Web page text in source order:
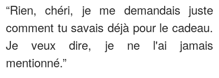
“Rien, chéri, je me demandais juste
comment tu savais déjà pour le cadeau.
Je veux dire, je ne l'ai jamais
mentionné.”